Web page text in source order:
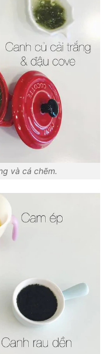
và cá chẽm.